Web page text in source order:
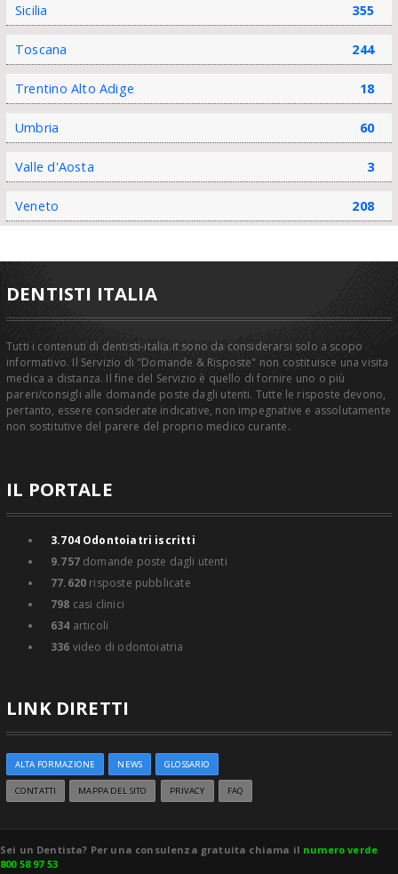
Sicilia 355
Toscana 244
Trentino Alto Adige 18
Umbria 60
Valle d'Aosta 3
Veneto 208
DENTISTI ITALIA
Tutti i contenuti di dentisti-italia.it sono da considerarsi solo a scopo
informativo. Il Servizio di "Domande & Risposte" non costituisce una visita
medica a distanza. Il fine del Servizio è quello di fornire uno o più
pareri/consigli alle domande poste dagli utenti. Tutte le risposte devono,
pertanto, essere considerate indicative, non impegnative e assolutamente
non sostitutive del parere del proprio medico curante.
IL PORTALE
3.704Odontoiatri iscritti
9.757domande poste dagli utenti
77.620 risposte pubblicate
798 casi clinici
634 articoli
336 video di odontoiatria
LINK DIRETTI
ALTA FORMAZIONE NEWS GLOSSARIO
CONTATTI MAPPA DEL SITO PRIVACY FAQ
Sei un Dentista? Per una consulenza gratuita chiama il numero verde
800 58 97 53